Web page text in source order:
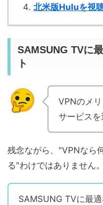
北米版Huluを視
SAMSUNG TVに
ト
VPNのメ
サービスを
残念ながら、"VPNなら
る"わけではありません。
SAMSUNG TVに最